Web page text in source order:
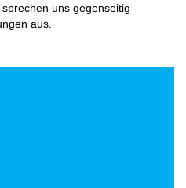
uns gegenseitig
aus.